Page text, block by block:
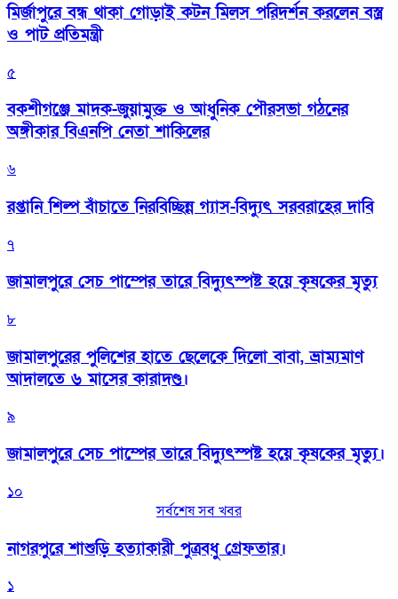
মির্জাপুরে বন্ধ থাকা গোড়াই কটন মিলস পরিদর্শন করলেন বস্ত্র
ও পাট প্রতিমন্ত্রী
৫
বকশীগঞ্জে মাদক-জুয়ামুক্ত ও আধুনিক পৌরসভা গঠনের
অঙ্গীকার বিএনপি নেতা শাকিলের
৬
রপ্তানি শিল্প বাঁচাতে নিরবিচ্ছিন্ন গ্যাস-বিদ্যুৎ সরবরাহের দাবি
৭
জামালপুরে সেচ পাম্পের তারে বিদ্যুৎস্পষ্ট হয়ে কৃষকের মৃত্যু
৮
জামালপুরের পুলিশের হাতে ছেলেকে দিলো বাবা, ভ্রাম্যমাণ
আদালতে ৬ মাসের কারাদণ্ড।
৯
জামালপুরে সেচ পাম্পের তারে বিদ্যুৎস্পষ্ট হয়ে কৃষকের মৃত্যু।
১০
সর্বশেষ সব খবর
নাগরপুরে শাশুড়ি হত্যাকারী পুত্রবধু গ্রেফতার।
১